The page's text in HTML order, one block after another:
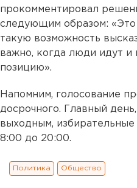
прокомментировал
следующим образом:
такую возможность
важно, когда люди идут и
позицию».
Напомним, голосование
досрочного. Главный
выходным, избирательные
8:00 до 20:00.
Политика Общество